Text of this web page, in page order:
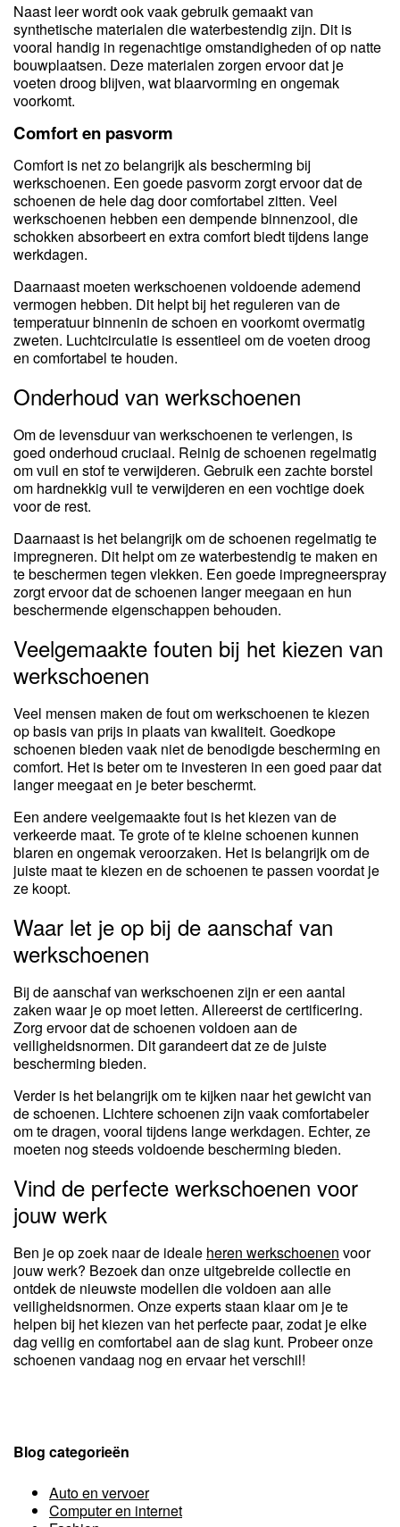
Naast leer wordt ook vaak gebruik gemaakt van
synthetische materialen die waterbestendig zijn. Dit is
vooral handig in regenachtige omstandigheden of op natte
bouwplaatsen. Deze materialen zorgen ervoor dat je
voeten droog blijven, wat blaarvorming en ongemak
voorkomt.
Comfort en pasvorm
Comfort is net zo belangrijk als bescherming bij
werkschoenen. Een goede pasvorm zorgt ervoor dat de
schoenen de hele dag door comfortabel zitten. Veel
werkschoenen hebben een dempende binnenzool, die
schokken absorbeert en extra comfort biedt tijdens lange
werkdagen.
Daarnaast moeten werkschoenen voldoende ademend
vermogen hebben. Dit helpt bij het reguleren van de
temperatuur binnenin de schoen en voorkomt overmatig
zweten. Luchtcirculatie is essentieel om de voeten droog
en comfortabel te houden.
Onderhoud van werkschoenen
Om de levensduur van werkschoenen te verlengen, is
goed onderhoud cruciaal. Reinig de schoenen regelmatig
om vuil en stof te verwijderen. Gebruik een zachte borstel
om hardnekkig vuil te verwijderen en een vochtige doek
voor de rest.
Daarnaast is het belangrijk om de schoenen regelmatig te
impregneren. Dit helpt om ze waterbestendig te maken en
te beschermen tegen vlekken. Een goede impregneerspray
zorgt ervoor dat de schoenen langer meegaan en hun
beschermende eigenschappen behouden.
Veelgemaakte fouten bij het kiezen van
werkschoenen
Veel mensen maken de fout om werkschoenen te kiezen
op basis van prijs in plaats van kwaliteit. Goedkope
schoenen bieden vaak niet de benodigde bescherming en
comfort. Het is beter om te investeren in een goed paar dat
langer meegaat en je beter beschermt.
Een andere veelgemaakte fout is het kiezen van de
verkeerde maat. Te grote of te kleine schoenen kunnen
blaren en ongemak veroorzaken. Het is belangrijk om de
juiste maat te kiezen en de schoenen te passen voordat je
ze koopt.
Waar let je op bij de aanschaf van
werkschoenen
Bij de aanschaf van werkschoenen zijn er een aantal
zaken waar je op moet letten. Allereerst de certificering.
Zorg ervoor dat de schoenen voldoen aan de
veiligheidsnormen. Dit garandeert dat ze de juiste
bescherming bieden.
Verder is het belangrijk om te kijken naar het gewicht van
de schoenen. Lichtere schoenen zijn vaak comfortabeler
om te dragen, vooral tijdens lange werkdagen. Echter, ze
moeten nog steeds voldoende bescherming bieden.
Vind de perfecte werkschoenen voor
jouw werk
Ben je op zoek naar de ideale heren werkschoenen voor
jouw werk? Bezoek dan onze uitgebreide collectie en
ontdek de nieuwste modellen die voldoen aan alle
veiligheidsnormen. Onze experts staan klaar om je te
helpen bij het kiezen van het perfecte paar, zodat je elke
dag veilig en comfortabel aan de slag kunt. Probeer onze
schoenen vandaag nog en ervaar het verschil!
Blog categorieën
Auto en vervoer
Computer en internet